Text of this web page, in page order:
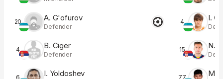
20 A. G'ofurov
Defender
4 B. Ciger
Defender
6 I. Yoldoshev
4 I.
15 N.
77 M.